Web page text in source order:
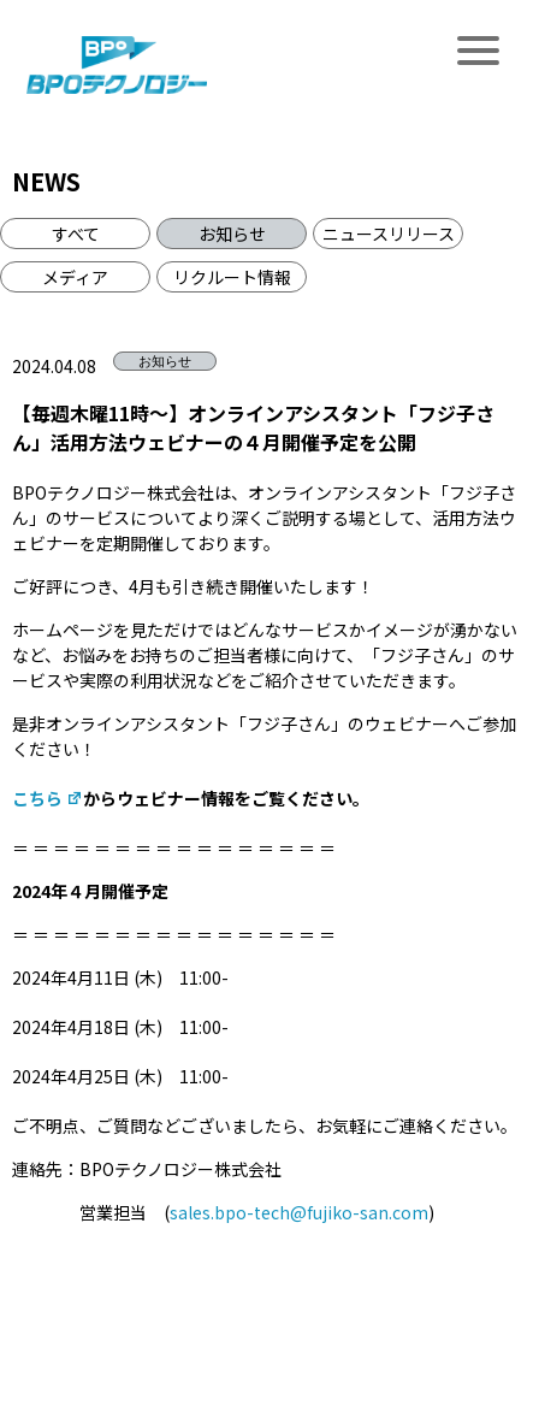
NEWS
すべて お知らせ
ニュースリリース
メディア
リクルート情報
2024.04.08 お知らせ
【毎週木曜11時～】オンラインアシスタント「フジ子さ
ん」活用方法ウェビナーの４月開催予定を公開
BPOテクノロジー株式会社は、オンラインアシスタント「フジ子さ
ん」のサービスについてより深くご説明する場として、活用方法ウ
ェビナーを定期開催しております。
ご好評につき、4月も引き続き開催いたします！
ホームページを見ただけではどんなサービスかイメージが湧かない
など、お悩みをお持ちのご担当者様に向けて、「フジ子さん」のサ
ービスや実際の利用状況などをご紹介させていただきます。
是非オンラインアシスタント「フジ子さん」のウェビナーへご参加
ください！
こちら から ウェビナー情報をご覧ください。
＝ ＝ ＝ ＝ ＝ ＝ ＝ ＝ ＝ ＝ ＝ ＝ ＝ ＝ ＝ ＝
2024年４月開催予定
＝ ＝ ＝ ＝ ＝ ＝ ＝ ＝ ＝ ＝ ＝ ＝ ＝ ＝ ＝ ＝
2024年4月11日 (木) 11:00-
2024年4月18日 (木) 11:00-
2024年4月25日 (木) 11:00-
ご不明点、ご質問などございましたら、お気軽にご連絡ください。
連絡先：BPOテクノロジー株式会社
営業担当 (sales.bpo-tech@fujiko-san.com)